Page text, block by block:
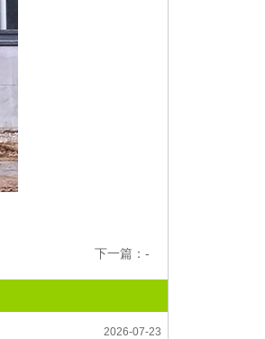
下一篇：-
2026-07-23